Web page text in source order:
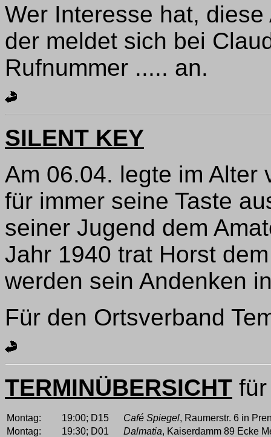
Wer Interesse hat,
der meldet sich bei
Rufnummer ..... an.
SILENT KEY
Am 06.04. legte im Alter
für immer seine Taste
seiner Jugend dem
Jahr 1940 trat Horst
werden sein Andenken
Für den Ortsverband
TERMINÜBERSICHT
Montag: 19:00; D15 Café Spiegel, Raumerstr. 6 in
Montag:
19:30; D01 Dalmatia, Kaiserdamm 89 Ecke